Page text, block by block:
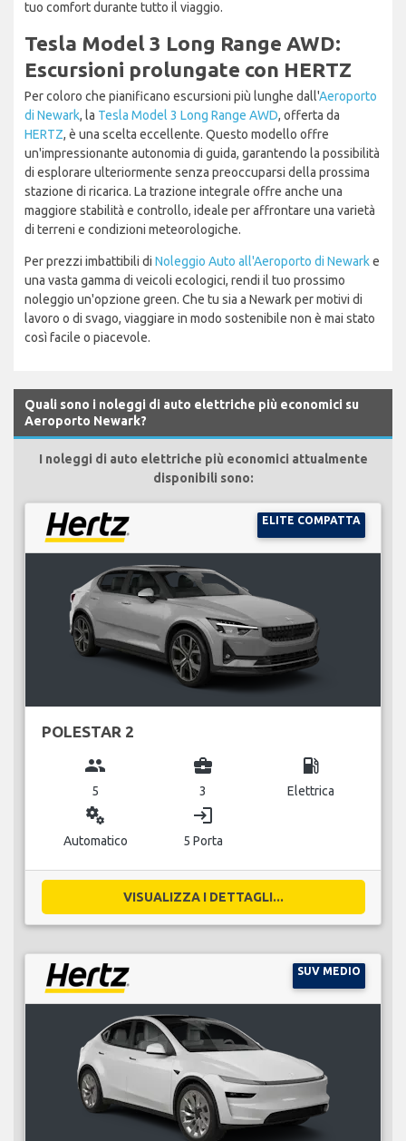
tuo comfort durante tutto il viaggio.
Tesla Model 3 Long Range AWD:
Escursioni prolungate con HERTZ
Per coloro che pianificano escursioni più lunghe dall'Aeroporto
di Newark, la Tesla Model 3 Long Range AWD, offerta da
HERTZ, è una scelta eccellente. Questo modello offre
un'impressionante autonomia di guida, garantendo la possibilità
di esplorare ulteriormente senza preoccuparsi della prossima
stazione di ricarica. La trazione integrale offre anche una
maggiore stabilità e controllo, ideale per affrontare una varietà
di terreni e condizioni meteorologiche.
Per prezzi imbattibili di Noleggio Auto all'Aeroporto di Newarke
una vasta gamma di veicoli ecologici, rendi il tuo prossimo
noleggio un'opzione green. Che tu sia a Newark per motivi di
lavoro o di svago, viaggiare in modo sostenibile non è mai stato
così facile o piacevole.
Quali sono i noleggi di auto elettriche più economici su
Aeroporto Newark?
I noleggi di auto elettriche più economici attualmente
disponibili sono:
ELITE COMPATTA
POLESTAR 2
group
5
business_center
3
local_gas_station
Elettrica
miscellaneous_services
Automatico
login
5 Porta
VISUALIZZA I DETTAGLI...
SUV MEDIO